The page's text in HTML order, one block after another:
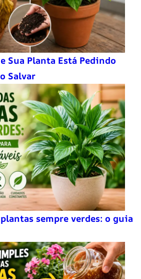
Sua Planta Está Pedindo
Salvar
sempre verdes: o guia